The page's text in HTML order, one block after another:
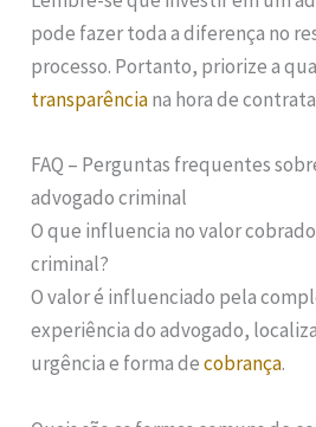
pode fazer toda a diferença no
processo. Portanto, priorize a
transparênciana hora de
FAQ – Perguntas frequentes
advogado criminal
O que influencia no valor
criminal?
O valor é influenciado pela
experiência do advogado,
urgência e forma decobrança.